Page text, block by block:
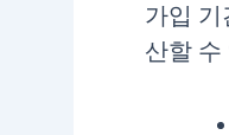
가입 기
산할 수